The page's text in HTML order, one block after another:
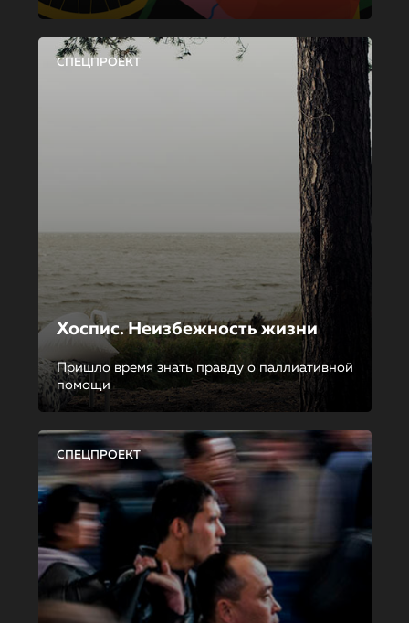
СПЕЦПРОЕКТ
Хоспис. Неизбежность жизни
Пришло время знать правду о паллиативной
помощи
СПЕЦПРОЕКТ